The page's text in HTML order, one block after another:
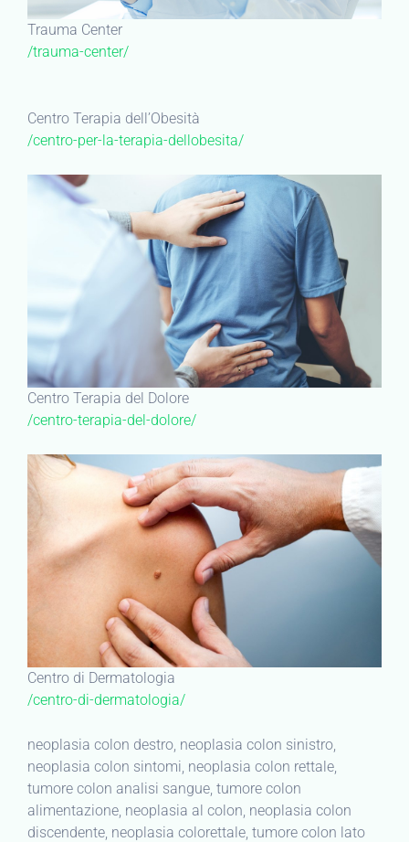
Trauma Center
/trauma-center/
Centro Terapia dell’Obesità
/centro-per-la-terapia-dellobesita/
Centro Terapia del Dolore
/centro-terapia-del-dolore/
Centro di Dermatologia
/centro-di-dermatologia/
neoplasia colon destro, neoplasia colon sinistro,
neoplasia colon sintomi, neoplasia colon rettale,
tumore colon analisi sangue, tumore colon
alimentazione, neoplasia al colon, neoplasia colon
discendente, neoplasia colorettale, tumore colon lato